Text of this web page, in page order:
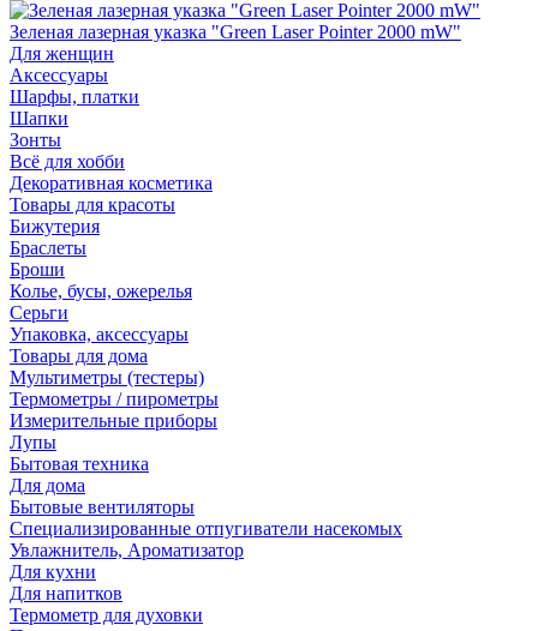
Зеленая лазерная указка "Green Laser Pointer 2000 mW"
Для женщин
Аксессуары
Шарфы, платки
Шапки
Зонты
Всё для хобби
Декоративная косметика
Товары для красоты
Бижутерия
Браслеты
Броши
Колье, бусы, ожерелья
Серьги
Упаковка, аксессуары
Товары для дома
Мультиметры (тестеры)
Термометры / пирометры
Измерительные приборы
Лупы
Бытовая техника
Для дома
Бытовые вентиляторы
Специализированные отпугиватели насекомых
Увлажнитель, Ароматизатор
Для кухни
Для напитков
Термометр для духовки